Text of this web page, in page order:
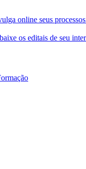
online seus
os editais de seu